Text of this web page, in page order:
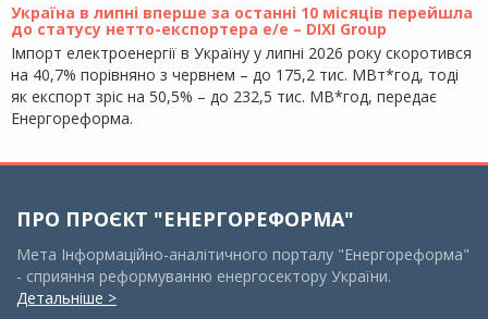
Україна в липні вперше за останні 10 місяців перейшла
до статусу нетто-експортера е/е – DIXI Group
Імпорт електроенергії в Україну у липні 2026 року скоротився
на 40,7% порівняно з червнем – до 175,2 тис. МВт*год, тоді
як експорт зріс на 50,5% – до 232,5 тис. МВ*год, передає
Енергореформа.
ПРО ПРОЄКТ "ЕНЕРГОРЕФОРМА"
Мета Інформаційно-аналітичного порталу "Енергореформа"
- сприяння реформуванню енергосектору України.
Детальніше >